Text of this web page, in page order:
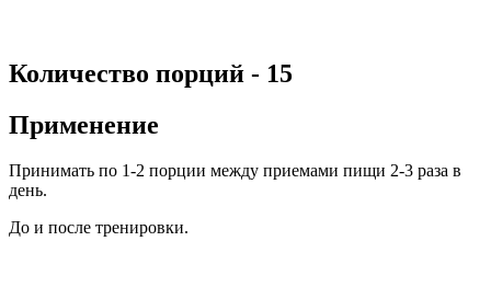
Количество порций - 15
Применение
Принимать по 1-2 порции между приемами пищи 2-3 раза в
день.
До и после тренировки.